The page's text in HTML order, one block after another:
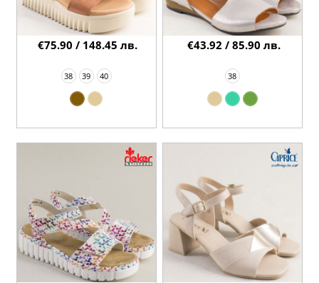
38 39 40
€75.90 / 148.45 лв.
38
€43.92 / 85.90 лв.